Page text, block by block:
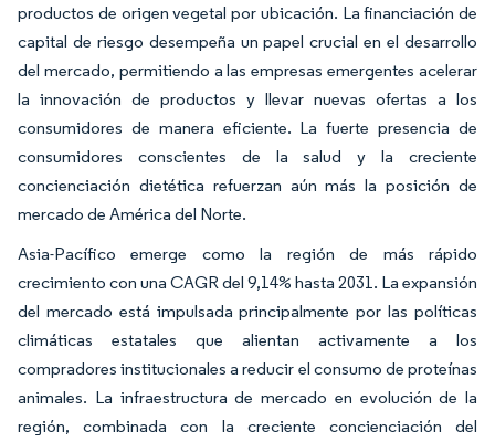
productos de origen vegetal por ubicación. La financiación de
capital de riesgo desempeña un papel crucial en el desarrollo
del mercado, permitiendo a las empresas emergentes acelerar
la innovación de productos y llevar nuevas ofertas a los
consumidores de manera eficiente. La fuerte presencia de
consumidores conscientes de la salud y la creciente
concienciación dietética refuerzan aún más la posición de
mercado de América del Norte.
Asia-Pacífico emerge como la región de más rápido
crecimiento con una CAGR del 9,14% hasta 2031. La expansión
del mercado está impulsada principalmente por las políticas
climáticas estatales que alientan activamente a los
compradores institucionales a reducir el consumo de proteínas
animales. La infraestructura de mercado en evolución de la
región, combinada con la creciente concienciación del